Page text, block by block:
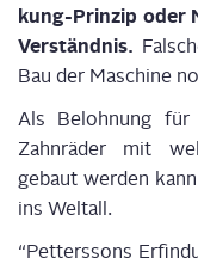
kung-Prin­zip oder
Ver­ständ­nis.
Bau der Maschi­ne
Als Beloh­nung
Zahn­rä­der mit
gebaut wer­den
ins Weltall.
“Pet­ters­sons